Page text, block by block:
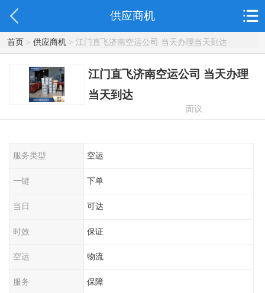
供应商机
首页> 供应商机> 江门直飞济南空运公司 当天办理当天到达
江门直飞济南空运公司 当天办理
当天到达
面议
服务类型 空运
一键 下单
当日 可达
时效 保证
空运 物流
服务 保障